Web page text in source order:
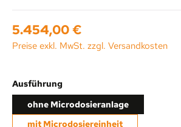
Regulärer Preis:
5.454,00 €
Preise exkl. MwSt. zzgl. Versandkosten
Ausführungauswählen
ohne Microdosieranlage
mit Microdosiereinheit